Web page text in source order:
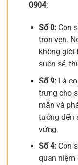
0904:
Số 0:Con
trọn vẹn.
không giới
suôn sẻ,
Số 9:Là
trưng cho
mắn và
tưởng đến
vững.
Số 4:Con
quan niệm